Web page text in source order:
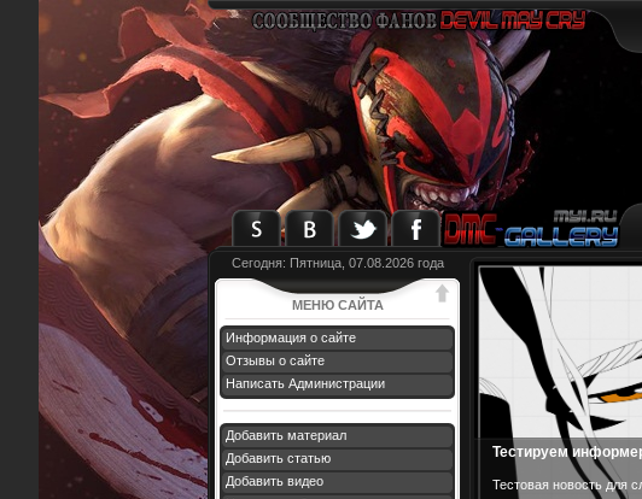
Тестируем
Тестовая новость для
Сегодня: Пятница, 07.08.2026 года
МЕНЮ САЙТА
Информация о сайте
Отзывы о сайте
Написать Администрации
Добавить материал
Добавить статью
Добавить видео